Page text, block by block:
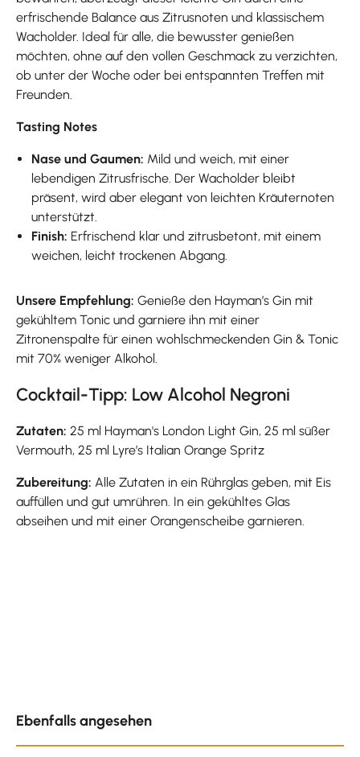
erfrischende Balance aus Zitrusnoten und klassischem
Wacholder. Ideal für alle, die bewusster genießen
möchten, ohne auf den vollen Geschmack zu verzichten,
ob unter der Woche oder bei entspannten Treffen mit
Freunden.
Tasting Notes
Nase und Gaumen: Mild und weich, mit einer
lebendigen Zitrusfrische. Der Wacholder bleibt
präsent, wird aber elegant von leichten Kräuternoten
unterstützt.
Finish: Erfrischend klar und zitrusbetont, mit einem
weichen, leicht trockenen Abgang.
Unsere Empfehlung: Genieße den Hayman’s Gin mit
gekühltem Tonic und garniere ihn mit einer
Zitronenspalte für einen wohlschmeckenden Gin & Tonic
mit 70% weniger Alkohol.
Cocktail-Tipp: Low Alcohol Negroni
Zutaten: 25 ml Hayman's London Light Gin, 25 ml süßer
Vermouth, 25 ml Lyre’s Italian Orange Spritz
Zubereitung: Alle Zutaten in ein Rührglas geben, mit Eis
auffüllen und gut umrühren. In ein gekühltes Glas
abseihen und mit einer Orangenscheibe garnieren.
Ebenfalls angesehen